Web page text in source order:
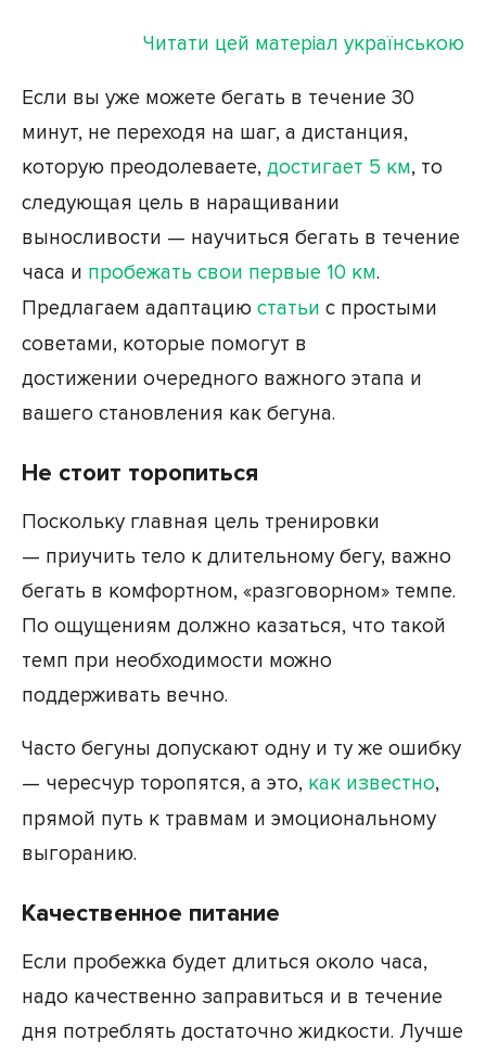
Читати цей матеріал українською
Если вы уже можете бегать в течение 30
минут, не переходя на шаг, а дистанция,
которую преодолеваете, достигает 5 км, то
следующая цель в наращивании
выносливости — научиться бегать в течение
часа и пробежать свои первые 10 км.
Предлагаем адаптацию статьи с простыми
советами, которые помогут в
достижении очередного важного этапа и
вашего становления как бегуна.
Не стоит торопиться
Поскольку главная цель тренировки
— приучить тело к длительному бегу, важно
бегать в комфортном, «разговорном» темпе.
По ощущениям должно казаться, что такой
темп при необходимости можно
поддерживать вечно.
Часто бегуны допускают одну и ту же ошибку
— чересчур торопятся, а это, как известно,
прямой путь к травмам и эмоциональному
выгоранию.
Качественное питание
Если пробежка будет длиться около часа,
надо качественно заправиться и в течение
дня потреблять достаточно жидкости. Лучше